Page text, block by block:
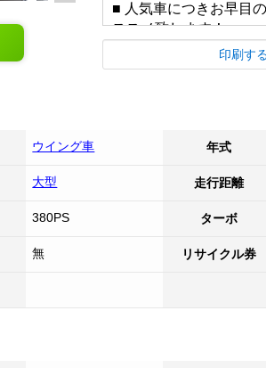
■ 人気車につきお早目
ススメ致します！
■ 試乗も可能ですので
さい！
印刷す
ウイング車 年式
大型 走行距離
380PS ターボ
無 リサイクル券